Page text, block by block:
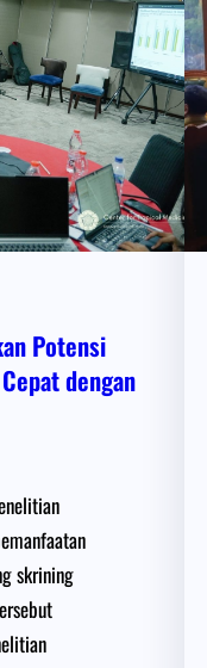
Potensi
dengan
skrining